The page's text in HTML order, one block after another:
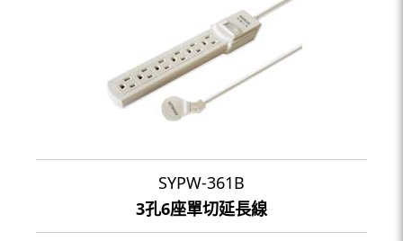
SYPW-361B
3孔6座單切延長線